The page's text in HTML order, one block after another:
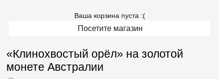
Ваша корзина пуста :(
Посетите магазин
«Клинохвостый орёл» на золотой
монете Австралии